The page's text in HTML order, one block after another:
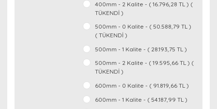
400mm - 2 Kalite - ( 16.796,28 TL ) (
TÜKENDİ )
500mm - 0 Kalite - ( 50.588,79 TL )
( TÜKENDİ )
500mm - 1 Kalite - ( 28.193,75 TL )
500mm - 2 Kalite - ( 19.595,66 TL ) (
TÜKENDİ )
600mm - 0 Kalite - ( 91.819,66 TL )
600mm - 1 Kalite - ( 54.187,99 TL )